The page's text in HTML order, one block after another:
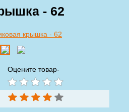
- 62
Оцените товар-